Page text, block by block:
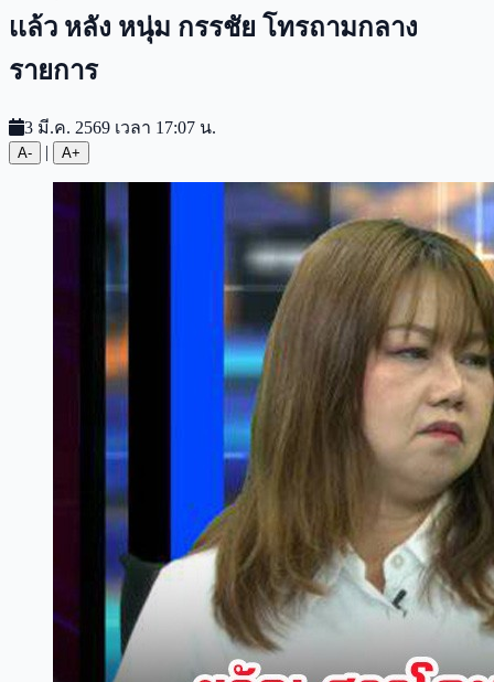
เเล้ว หลัง หนุ่ม กรรชัย โทรถามกลาง
รายการ
3 มี.ค. 2569 เวลา 17:07 น.
A- | A+